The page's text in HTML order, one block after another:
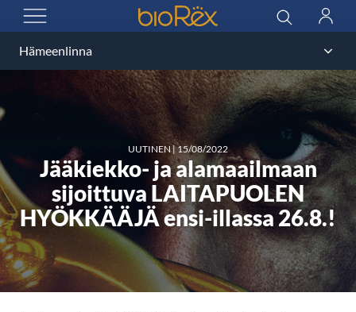
AVAA VALIKKO
BioRex Cinemas Haku
UUTINEN|15/08/2022
Jääkiekko- ja alamaailmaan
sijoittuva LAITAPUOLEN
HYÖKKÄÄJÄ ensi-illassa 26.8.!